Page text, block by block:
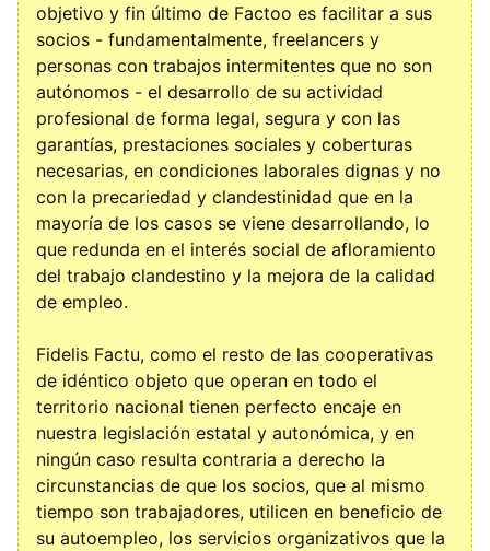
objetivo y fin último de Factoo es facilitar a sus
socios - fundamentalmente, freelancers y
personas con trabajos intermitentes que no son
autónomos - el desarrollo de su actividad
profesional de forma legal, segura y con las
garantías, prestaciones sociales y coberturas
necesarias, en condiciones laborales dignas y no
con la precariedad y clandestinidad que en la
mayoría de los casos se viene desarrollando, lo
que redunda en el interés social de afloramiento
del trabajo clandestino y la mejora de la calidad
de empleo.
Fidelis Factu, como el resto de las cooperativas
de idéntico objeto que operan en todo el
territorio nacional tienen perfecto encaje en
nuestra legislación estatal y autonómica, y en
ningún caso resulta contraria a derecho la
circunstancias de que los socios, que al mismo
tiempo son trabajadores, utilicen en beneficio de
su autoempleo, los servicios organizativos que la